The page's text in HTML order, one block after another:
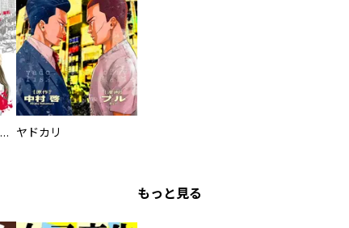
タイプＢ～48時間後、致死率100％～【単話】 ヤドカリ
もっと見る